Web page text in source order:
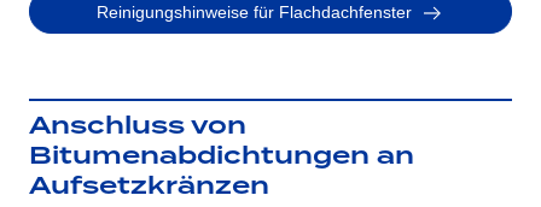
Reinigungshinweise für Flachdachfenster
Anschluss von
Bitumenabdichtungen an
Aufsetzkränzen